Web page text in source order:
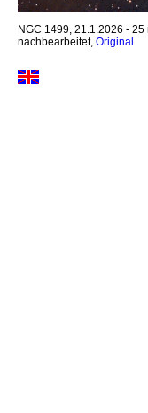
NGC 1499, 21.1.2026 -
nachbearbeitet, Original